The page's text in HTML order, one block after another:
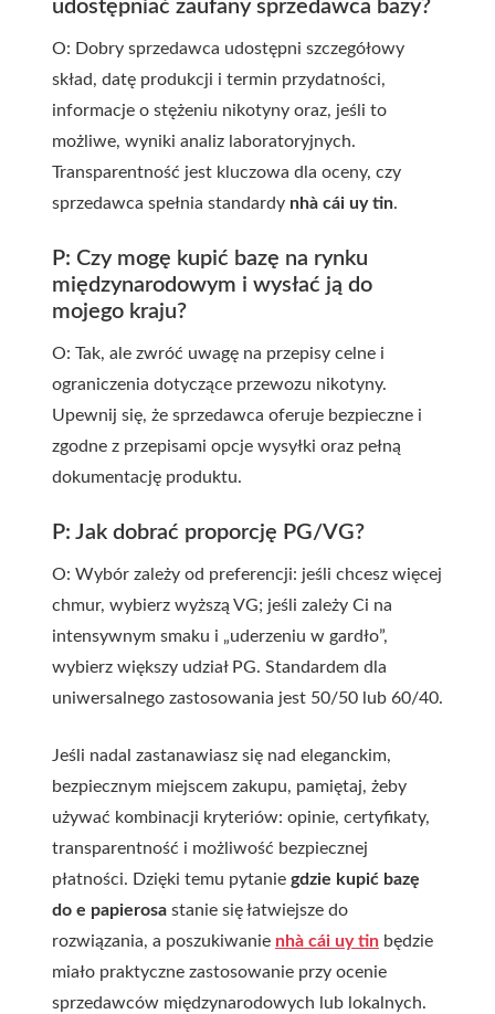
udostępniać zaufany sprzedawca bazy?
O: Dobry sprzedawca udostępni szczegółowy
skład, datę produkcji i termin przydatności,
informacje o stężeniu nikotyny oraz, jeśli to
możliwe, wyniki analiz laboratoryjnych.
Transparentność jest kluczowa dla oceny, czy
sprzedawca spełnia standardy nhà cái uy tin.
P: Czy mogę kupić bazę na rynku
międzynarodowym i wysłać ją do
mojego kraju?
O: Tak, ale zwróć uwagę na przepisy celne i
ograniczenia dotyczące przewozu nikotyny.
Upewnij się, że sprzedawca oferuje bezpieczne i
zgodne z przepisami opcje wysyłki oraz pełną
dokumentację produktu.
P: Jak dobrać proporcję PG/VG?
O: Wybór zależy od preferencji: jeśli chcesz więcej
chmur, wybierz wyższą VG; jeśli zależy Ci na
intensywnym smaku i „uderzeniu w gardło”,
wybierz większy udział PG. Standardem dla
uniwersalnego zastosowania jest 50/50 lub 60/40.
Jeśli nadal zastanawiasz się nad eleganckim,
bezpiecznym miejscem zakupu, pamiętaj, żeby
używać kombinacji kryteriów: opinie, certyfikaty,
transparentność i możliwość bezpiecznej
płatności. Dzięki temu pytanie gdzie kupić bazę
do e papierosa stanie się łatwiejsze do
rozwiązania, a poszukiwanie nhà cái uy tin będzie
miało praktyczne zastosowanie przy ocenie
sprzedawców międzynarodowych lub lokalnych.